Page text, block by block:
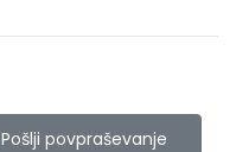
Pošlji povpraševanje